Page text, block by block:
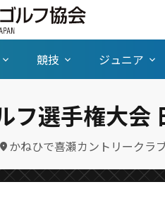
競技 ジュニア
フ選手権大会
かねひで喜瀬カントリークラ
Ｖ、日本タイ
ゼント